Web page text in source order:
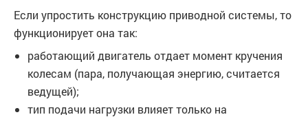
Если упростить конструкцию приводной системы, то
функционирует она так:
работающий двигатель отдает момент кручения
колесам (пара, получающая энергию, считается
ведущей);
тип подачи нагрузки влияет только на